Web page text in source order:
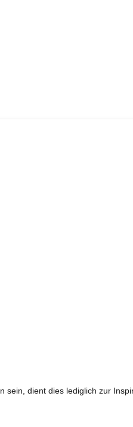
sein, dient dies lediglich zur